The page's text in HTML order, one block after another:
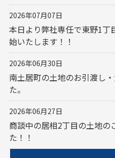
2026年07月07日
本日より弊社専任で東野1丁
始いたします！！
2026年06月30日
南土居町の土地のお引渡し
た。
2026年06月27日
商談中の居相2丁目の土地の
た！！